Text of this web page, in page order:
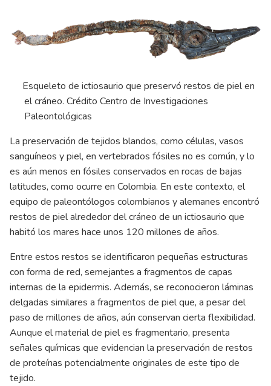
Esqueleto de ictiosaurio que preservó restos de piel en
el cráneo. Crédito Centro de Investigaciones
Paleontológicas
La preservación de tejidos blandos, como células, vasos
sanguíneos y piel, en vertebrados fósiles no es común, y lo
es aún menos en fósiles conservados en rocas de bajas
latitudes, como ocurre en Colombia. En este contexto, el
equipo de paleontólogos colombianos y alemanes encontró
restos de piel alrededor del cráneo de un ictiosaurio que
habitó los mares hace unos 120 millones de años.
Entre estos restos se identificaron pequeñas estructuras
con forma de red, semejantes a fragmentos de capas
internas de la epidermis. Además, se reconocieron láminas
delgadas similares a fragmentos de piel que, a pesar del
paso de millones de años, aún conservan cierta flexibilidad.
Aunque el material de piel es fragmentario, presenta
señales químicas que evidencian la preservación de restos
de proteínas potencialmente originales de este tipo de
tejido.